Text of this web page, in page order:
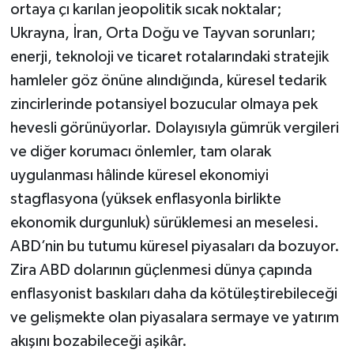
ortaya çı karılan jeopolitik sıcak noktalar;
Ukrayna, İran, Orta Doğu ve Tayvan sorunları;
enerji, teknoloji ve ticaret rotalarındaki stratejik
hamleler göz önüne alındığında, küresel tedarik
zincirlerinde potansiyel bozucular olmaya pek
hevesli görünüyorlar. Dolayısıyla gümrük vergileri
ve diğer korumacı önlemler, tam olarak
uygulanması hâlinde küresel ekonomiyi
stagflasyona (yüksek enflasyonla birlikte
ekonomik durgunluk) sürüklemesi an meselesi.
ABD’nin bu tutumu küresel piyasaları da bozuyor.
Zira ABD dolarının güçlenmesi dünya çapında
enflasyonist baskıları daha da kötüleştirebileceği
ve gelişmekte olan piyasalara sermaye ve yatırım
akışını bozabileceği aşikâr.